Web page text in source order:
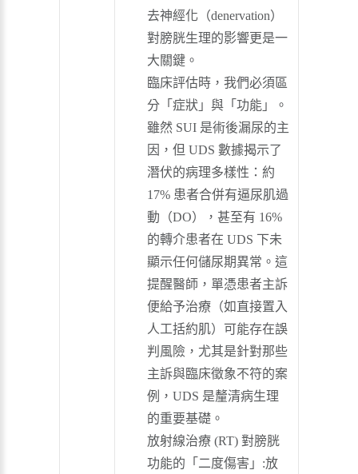
去神經化（denervation）
對膀胱生理的影響更是一
大關鍵。
臨床評估時，我們必須區
分「症狀」與「功能」。
雖然 SUI 是術後漏尿的主
因，但 UDS 數據揭示了
潛伏的病理多樣性：約
17% 患者合併有逼尿肌過
動（DO），甚至有 16%
的轉介患者在 UDS 下未
顯示任何儲尿期異常。這
提醒醫師，單憑患者主訴
便給予治療（如直接置入
人工括約肌）可能存在誤
判風險，尤其是針對那些
主訴與臨床徵象不符的案
例，UDS 是釐清病生理
的重要基礎。
放射線治療 (RT) 對膀胱
功能的「二度傷害」:放